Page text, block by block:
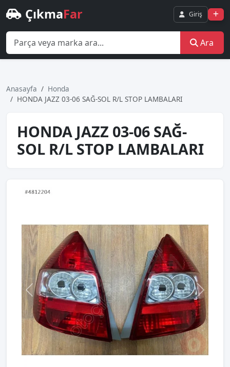
ÇıkmaFar Giriş
Ara
Anasayfa
Honda
HONDA JAZZ 03-06 SAĞ-SOL R/L STOP LAMBALARI
HONDA JAZZ 03-06 SAĞ-
SOL R/L STOP LAMBALARI